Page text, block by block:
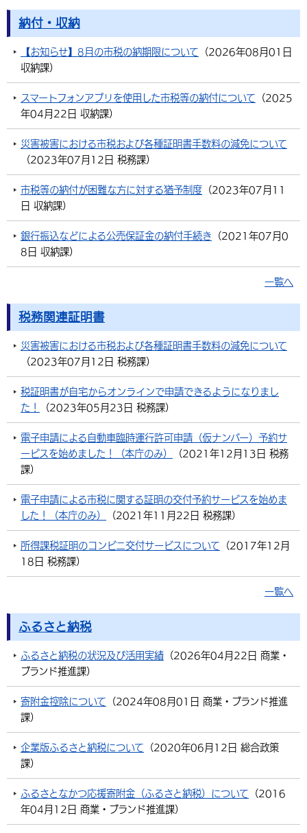
納付・収納
【お知らせ】8月の市税の納期限について （2026年08月01日
収納課）
スマートフォンアプリを使用した市税等の納付について （2025
年04月22日 収納課）
災害被害における市税および各種証明書手数料の減免について
（2023年07月12日 税務課）
市税等の納付が困難な方に対する猶予制度 （2023年07月11
日 収納課）
銀行振込などによる公売保証金の納付手続き （2021年07月0
8日 収納課）
一覧へ
税務関連証明書
災害被害における市税および各種証明書手数料の減免について
（2023年07月12日 税務課）
税証明書が自宅からオンラインで申請できるようになりまし
た！
（2023年05月23日 税務課）
電子申請による自動車臨時運行許可申請（仮ナンバー）予約サ
ービスを始めました！（本庁のみ）
（2021年12月13日 税務
課）
電子申請による市税に関する証明の交付予約サービスを始めま
した！（本庁のみ）
（2021年11月22日 税務課）
所得課税証明のコンビニ交付サービスについて （2017年12月
18日 税務課）
一覧へ
ふるさと納税
ふるさと納税の状況及び活用実績 （2026年04月22日 商業・
ブランド推進課）
寄附金控除について （2024年08月01日 商業・ブランド推進
課）
企業版ふるさと納税について （2020年06月12日 総合政策
課）
ふるさとなかつ応援寄附金（ふるさと納税）について （2016
年04月12日 商業・ブランド推進課）